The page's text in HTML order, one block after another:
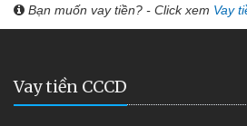
Bạn muốn vay tiền? - Click xem Vay
Vay tiền CCCD